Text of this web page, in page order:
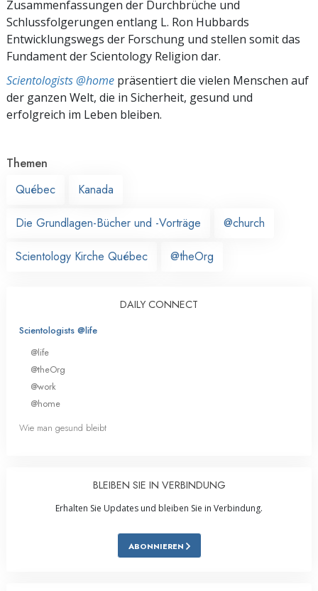
Zusammenfassungen der Durchbrüche und
Schlussfolgerungen entlang L. Ron Hubbards
Entwicklungswegs der Forschung und stellen somit das
Fundament der Scientology Religion dar.
Scientologists @home präsentiert die vielen Menschen auf
der ganzen Welt, die in Sicherheit, gesund und
erfolgreich im Leben bleiben.
Themen
Québec
Kanada
Die Grundlagen-Bücher und -Vorträge @church
Scientology Kirche Québec @theOrg
DAILY CONNECT
Scientologists @life
@life
@theOrg
@work
@home
Wie man gesund bleibt
BLEIBEN SIE IN VERBINDUNG
Erhalten Sie Updates und bleiben Sie in Verbindung.
ABONNIEREN